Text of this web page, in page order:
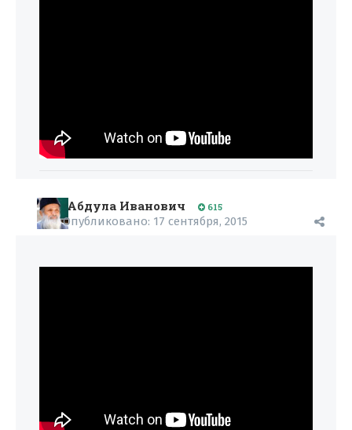
Абдула Иванович 615
Опубликовано: 17 сентября, 2015